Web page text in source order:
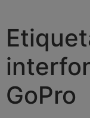
GoPro